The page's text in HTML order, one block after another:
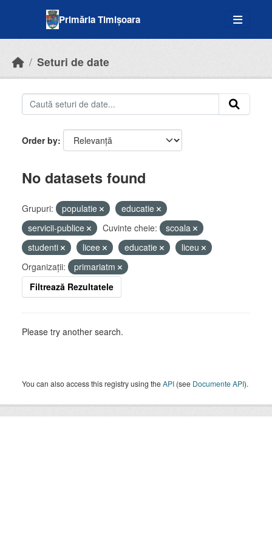
Primăria Timișoara
Seturi de date
Order by
No datasets found
Grupuri: populatie
educatie
servicii-publice
Cuvinte cheie:
scoala
studenti
licee educatie
liceu
Organizații:
primariatm
Filtrează Rezultatele
Please try another search.
You can also access this registry using theAPI (see Documente API).